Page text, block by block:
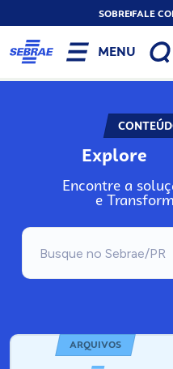
SOBREFALE
MENU
Explore
Encontre a
e
ARQUIVOS